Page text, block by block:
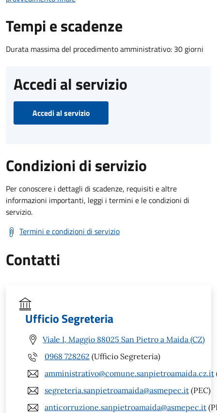
Tempi e scadenze
Durata massima del procedimento amministrativo: 30 giorni
Accedi al servizio
Accedi al servizio
Condizioni di servizio
Per conoscere i dettagli di scadenze, requisiti e altre
informazioni importanti, leggi i termini e le condizioni di
servizio.
Termini e condizioni di servizio
Contatti
Ufficio Segreteria
Viale I, Maggio 88025 San Pietro a Maida (CZ)
0968 728262 (Ufficio Segreteria)
amministrativo@comune.sanpietroamaida.cz.it
segreteria.sanpietroamaida@asmepec.it (PEC)
anticorruzione.sanpietroamaida@asmepec.it